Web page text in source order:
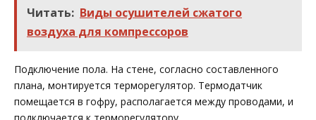
Читать: Виды осушителей сжатого
воздуха для компрессоров
Подключение пола. На стене, согласно составленного
плана, монтируется терморегулятор. Термодатчик
помещается в гофру, располагается между проводами, и
подключается к терморегулятору.